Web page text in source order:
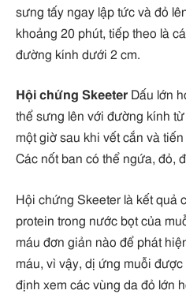
sưng tấy ngay lập tức và đỏ
khoảng 20 phút, tiếp theo là
đường kính dưới 2 cm.
Hội chứng Skeeter Dấu lớn
thể sưng lên với đường kính
một giờ sau khi vết cắn và
Các nốt ban có thể ngứa, đỏ,
Hội chứng Skeeter là kết quả
protein trong nước bọt của
máu đơn giản nào để phát
máu, vì vậy, dị ứng muỗi
định xem các vùng da đỏ lớn